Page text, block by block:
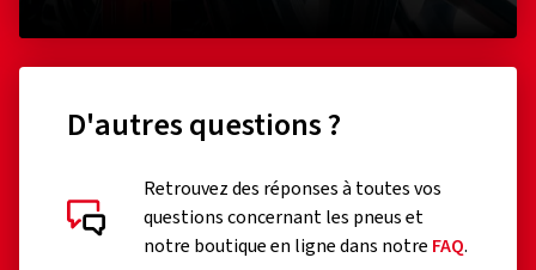
Évaluations des clients en détail
D'autres questions ?
Retrouvez des réponses à toutes vos
questions concernant les pneus et
notre boutique en ligne dans notre FAQ.